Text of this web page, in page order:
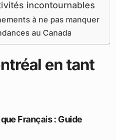
incontournables
à ne pas manquer
au Canada
en tant
Français : Guide